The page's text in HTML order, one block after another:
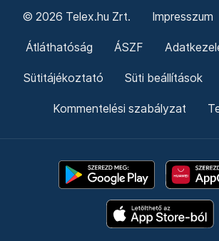
© 2026 Telex.hu Zrt. Impresszum
Átláthatóság ÁSZF
Sütitájékoztató Süti beállítások
Kommentelési szabályzat